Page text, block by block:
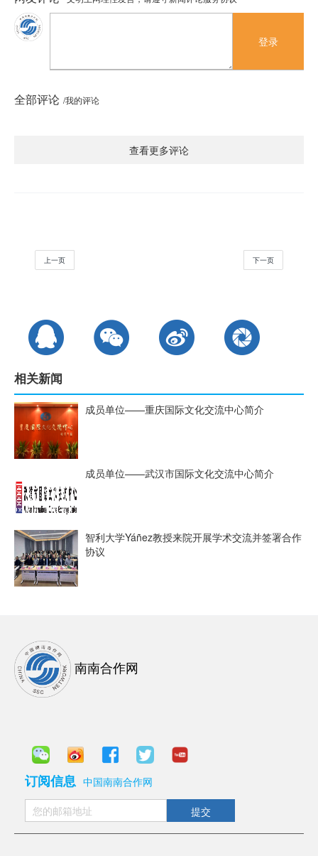
登录
全部评论 /我的评论
查看更多评论
上一页 下一页
相关新闻
成员单位——重庆国际文化交流中心简介
成员单位——武汉市国际文化交流中心简介
智利大学Yáñez教授来院开展学术交流并签署合作
协议
南南合作网
订阅信息 中国南南合作网
提交